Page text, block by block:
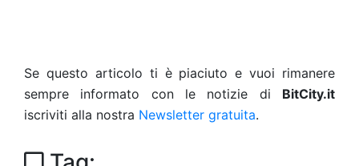
Se questo articolo ti è piaciuto e vuoi rimanere
sempre informato con le notizie di BitCity.it
iscriviti alla nostra Newsletter gratuita.